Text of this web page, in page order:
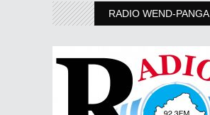
RADIO WEND-PANGA